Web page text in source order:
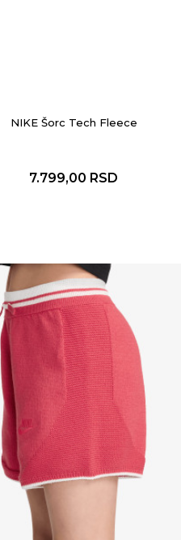
NIKE Šorc Tech Fleece
7.799,00 RSD